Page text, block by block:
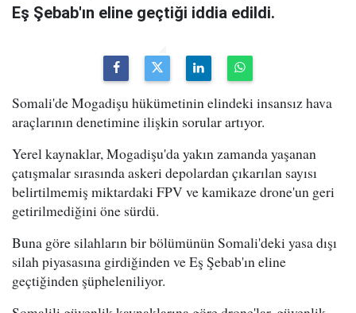
Eş Şebab'ın eline geçtiği iddia edildi.
Somali'de Mogadişu hükümetinin elindeki insansız hava
araçlarının denetimine ilişkin sorular artıyor.
Yerel kaynaklar, Mogadişu'da yakın zamanda yaşanan
çatışmalar sırasında askeri depolardan çıkarılan sayısı
belirtilmemiş miktardaki FPV ve kamikaze drone'un geri
getirilmediğini öne sürdü.
Buna göre silahların bir bölümünün Somali'deki yasa dışı
silah piyasasına girdiğinden ve Eş Şebab'ın eline
geçtiğinden şüpheleniliyor.